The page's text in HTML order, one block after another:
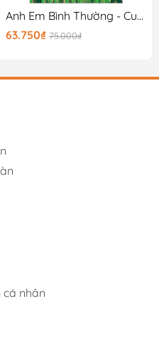
Anh Em Bình Thường - Cuộc Sống Miền Đồng Quê
63.750₫ 75.000₫
cá nhân